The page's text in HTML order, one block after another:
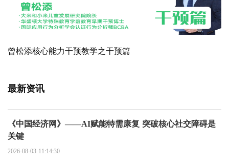
曾松添核心能力干预教学之干预篇
最新资讯
《中国经济网》——AI赋能特需康复 突破核心社交障碍是
关键
2026-08-03 11:14:30